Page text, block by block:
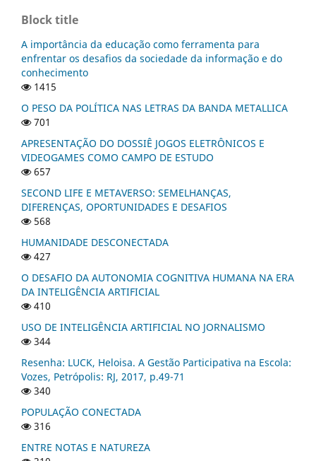
Block title
A importância da educação como ferramenta para
enfrentar os desafios da sociedade da informação e do
conhecimento
1415
O PESO DA POLÍTICA NAS LETRAS DA BANDA METALLICA
701
APRESENTAÇÃO DO DOSSIÊ JOGOS ELETRÔNICOS E
VIDEOGAMES COMO CAMPO DE ESTUDO
657
SECOND LIFE E METAVERSO: SEMELHANÇAS,
DIFERENÇAS, OPORTUNIDADES E DESAFIOS
568
HUMANIDADE DESCONECTADA
427
O DESAFIO DA AUTONOMIA COGNITIVA HUMANA NA ERA
DA INTELIGÊNCIA ARTIFICIAL
410
USO DE INTELIGÊNCIA ARTIFICIAL NO JORNALISMO
344
Resenha: LUCK, Heloisa. A Gestão Participativa na Escola:
Vozes, Petrópolis: RJ, 2017, p.49-71
340
POPULAÇÃO CONECTADA
316
ENTRE NOTAS E NATUREZA